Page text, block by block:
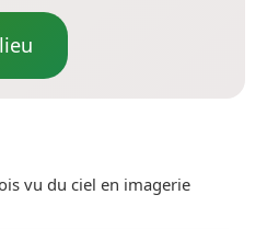
vu du ciel en imagerie